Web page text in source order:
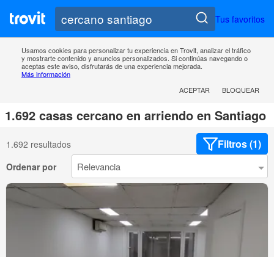
Tus favoritos
Usamos cookies para personalizar tu experiencia en Trovit, analizar el tráfico
y mostrarte contenido y anuncios personalizados. Si continúas navegando o
aceptas este aviso, disfrutarás de una experiencia mejorada.
Más información
ACEPTAR
BLOQUEAR
1.692 casas cercano en arriendo en Santiago
1.692 resultados Filtros (1)
Ordenar por